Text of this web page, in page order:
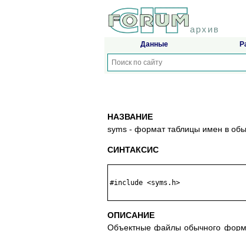
архив
Данные
НАЗВАНИЕ
syms - формат таблицы имен в
СИНТАКСИС
#include <syms.h>
ОПИСАНИЕ
Объектные файлы обычного